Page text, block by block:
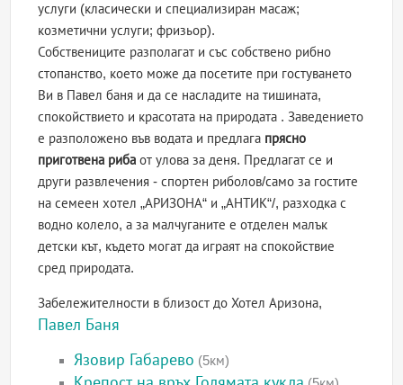
услуги (класически и специализиран масаж;
козметични услуги; фризьор).
Собствениците разполагат и със собствено рибно
стопанство, което може да посетите при гостуването
Ви в Павел баня и да се насладите на тишината,
спокойствието и красотата на природата . Заведението
е разположено във водата и предлага прясно
приготвена риба от улова за деня. Предлагат се и
други развлечения - спортен риболов/само за гостите
на семеен хотел „АРИЗОНА“ и „АНТИК“/, разходка с
водно колело, а за малчуганите е отделен малък
детски кът, където могат да играят на спокойствие
сред природата.
Забележителности в близост до Хотел Аризона,
Павел Баня
Язовир Габарево (5км)